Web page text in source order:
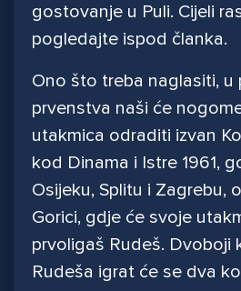
gostovanje u Puli. Cijeli
pogledajte ispod članka.
Ono što treba naglasiti, u
prvenstva naši će
utakmica odraditi izvan
kod Dinama i Istre 1961,
Osijeku, Splitu i Zagrebu,
Gorici, gdje će svoje
prvoligaš Rudeš. Dvoboji
Rudeša igrat će se dva